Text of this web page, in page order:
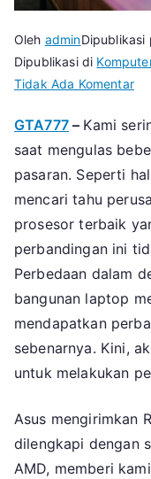
Oleh admin
Dipublikasi di
Tidak Ada Komentar
di
GTA777– Kami
saat mengulas
pasaran. Seperti
mencari tahu
prosesor terbaik
perbandingan ini
Perbedaan dalam
bangunan laptop
mendapatkan
sebenarnya. Kini,
untuk melakukan
Asus mengirimkan
dilengkapi dengan
AMD, memberi